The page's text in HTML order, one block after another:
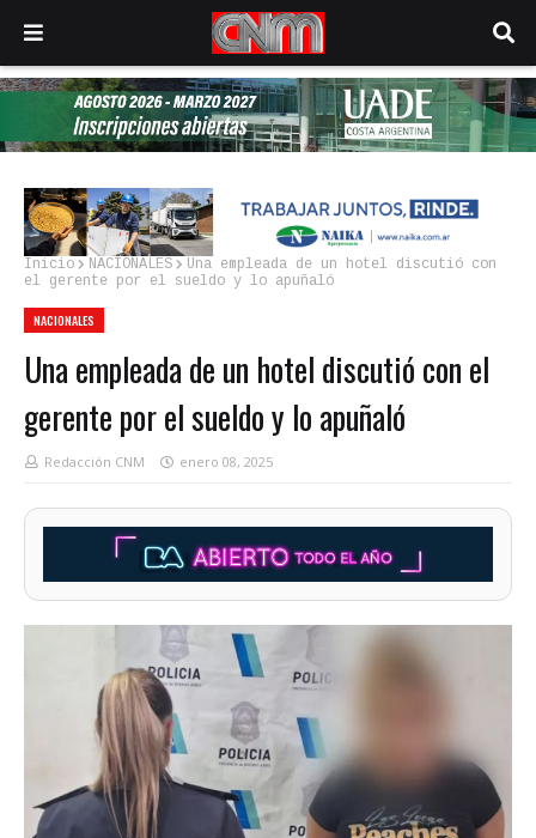
Inicio NACIONALES
Una empleada de un hotel discutió con
el gerente por el sueldo y lo apuñaló
NACIONALES
Una empleada de un hotel discutió con el
gerente por el sueldo y lo apuñaló
Redacción CNM enero 08, 2025